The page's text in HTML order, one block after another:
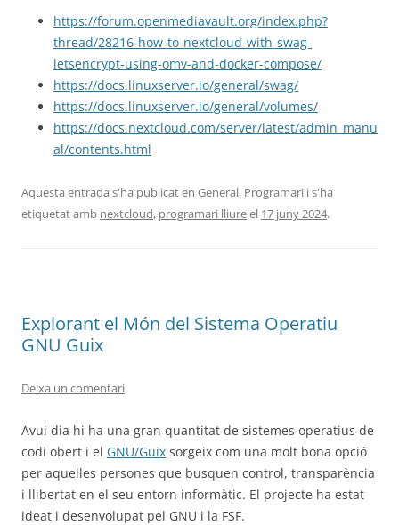
https://forum.openmediavault.org/index.php?
thread/28216-how-to-nextcloud-with-swag-
letsencrypt-using-omv-and-docker-compose/
https://docs.linuxserver.io/general/swag/
https://docs.linuxserver.io/general/volumes/
https://docs.nextcloud.com/server/latest/admin_manu
al/contents.html
Aquesta entrada s'ha publicat en General, Programari i s'ha
etiquetat amb nextcloud, programari lliureel 17 juny 2024.
Explorant el Món del Sistema Operatiu
GNU Guix
Deixa un comentari
Avui dia hi ha una gran quantitat de sistemes operatius de
codi obert i el GNU/Guix sorgeix com una molt bona opció
per aquelles persones que busquen control, transparència
i llibertat en el seu entorn informàtic. El projecte ha estat
ideat i desenvolupat pel GNU i la FSF.